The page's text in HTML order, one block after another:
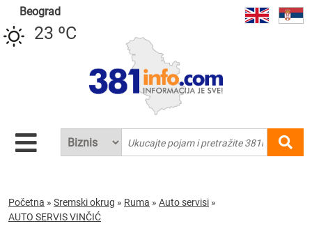
Beograd
23 ºC
Početna » Sremski okrug » Ruma » Auto servisi »
AUTO SERVIS VINČIĆ